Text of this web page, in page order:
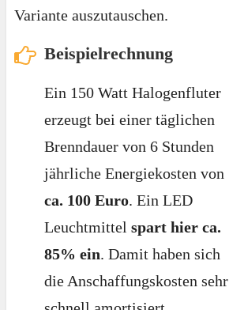
Variante auszutauschen.
Beispielrechnung
Ein 150 Watt Halogenfluter
erzeugt bei einer täglichen
Brenndauer von 6 Stunden
jährliche Energiekosten von
ca. 100 Euro. Ein LED
Leuchtmittel spart hier ca.
85% ein. Damit haben sich
die Anschaffungskosten sehr